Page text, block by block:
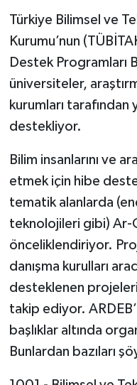
Türkiye Bilimsel ve
Kurumu’nun
Destek Programları
üniversiteler,
kurumları tarafından
destekliyor.
Bilim insanlarını ve
etmek için hibe
tematik alanlarda
teknolojileri gibi) Ar-
önceliklendiriyor.
danışma kurulları
desteklenen
takip ediyor.
başlıklar altında
Bunlardan bazıları